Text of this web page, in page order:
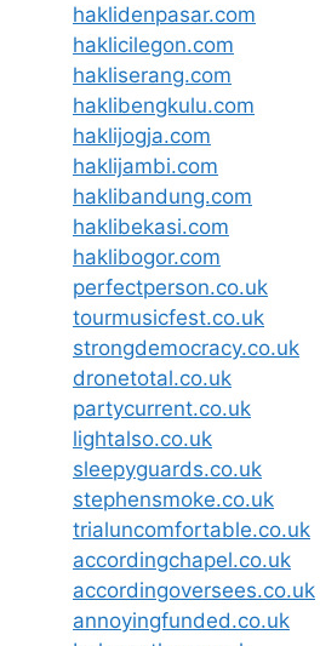
haklidenpasar.com
haklicilegon.com
hakliserang.com
haklibengkulu.com
haklijogja.com
haklijambi.com
haklibandung.com
haklibekasi.com
haklibogor.com
perfectperson.co.uk
tourmusicfest.co.uk
strongdemocracy.co.uk
dronetotal.co.uk
partycurrent.co.uk
lightalso.co.uk
sleepyguards.co.uk
stephensmoke.co.uk
trialuncomfortable.co.uk
accordingchapel.co.uk
accordingoversees.co.uk
annoyingfunded.co.uk